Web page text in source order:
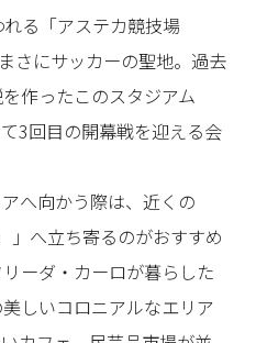
る「アステカ競技場
さにサッカーの聖地。過去
作ったこのスタジアム
3回目の開幕戦を迎える会
へ向かう際は、近くの
」へ立ち寄るのがおすすめ
ーダ・カーロが暮らした
しいコロニアルなエリア